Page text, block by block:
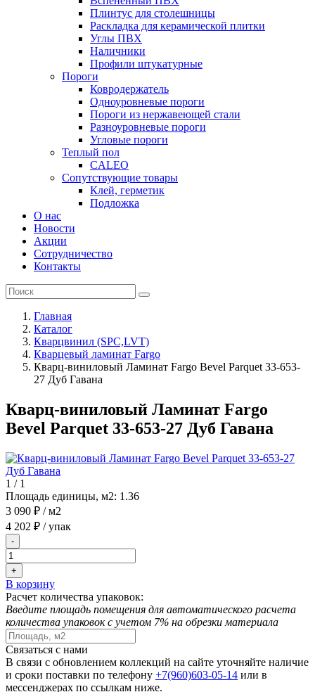
Плинтус для столешницы
Раскладка для керамической плитки
Углы ПВХ
Наличники
Профили штукатурные
Пороги
Ковродержатель
Одноуровневые пороги
Пороги из нержавеющей стали
Разноуровневые пороги
Угловые пороги
Теплый пол
CALEO
Сопутствующие товары
Клей, герметик
Подложка
О нас
Новости
Акции
Сотрудничество
Контакты
Главная
Каталог
Кварцвинил (SPC,LVT)
Кварцевый ламинат Fargo
Кварц-виниловый Ламинат Fargo Bevel Parquet 33-653-
27 Дуб Гавана
Кварц-виниловый Ламинат Fargo
Bevel Parquet 33-653-27 Дуб Гавана
1 / 1
Площадь единицы, м2: 1.36
3 090 ₽ / м2
4 202 ₽ / упак
-
+
В корзину
Расчет количества упаковок:
Введите площадь помещения для автоматического расчета
количества упаковок с учетом 7% на обрезки материала
Связаться с нами
В связи с обновлением коллекций на сайте уточняйте наличие
и сроки поставки по телефону +7(960)603-05-14 или в
мессенджерах по ссылкам ниже.